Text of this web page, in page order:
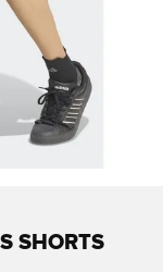
SHORTS